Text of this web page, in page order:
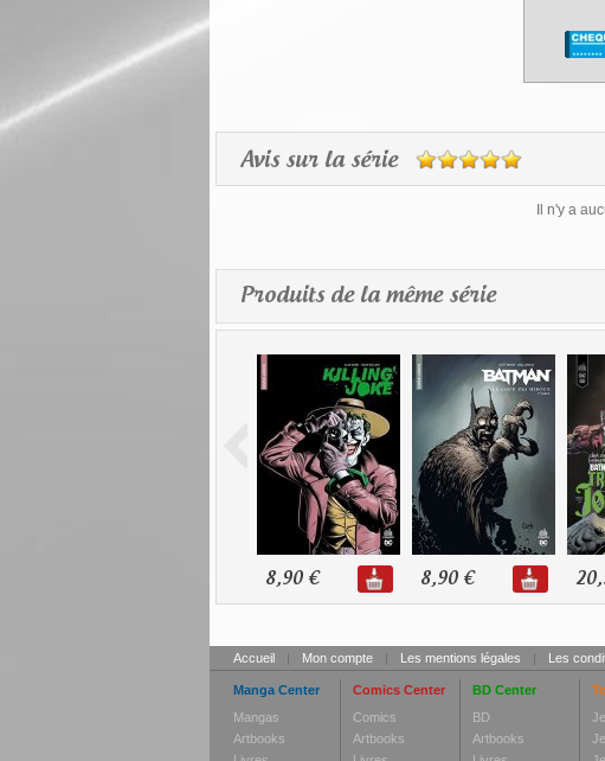
Avis sur la série
Il n'y a
Produits de la même série
8,90 € 8,90 €
Accueil | Mon compte | Les mentions légales | Les
Manga Center
Mangas
Artbooks
Comics Center
Comics
Artbooks
BD Center
BD
Artbooks